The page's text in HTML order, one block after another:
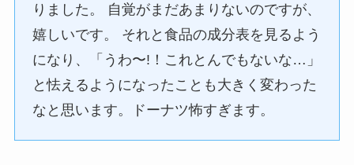
りました。 自覚がまだあまりないのですが、
嬉しいです。 それと食品の成分表を見るよう
になり、「うわ〜!！これとんでもないな…」
と怯えるようになったことも大きく変わった
なと思います。ドーナツ怖すぎます。